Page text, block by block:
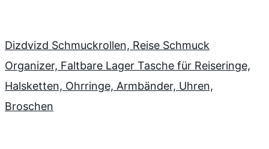
Dizdvizd Schmuckrollen, Reise Schmuck
Organizer, Faltbare Lager Tasche für Reiseringe,
Halsketten, Ohrringe, Armbänder, Uhren,
Broschen